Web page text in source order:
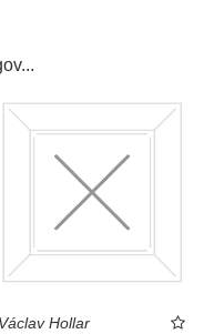
Václav Hollar